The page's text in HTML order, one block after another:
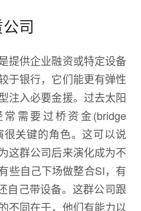
司
供企业融资或特定设备
于银行，它们能更有弹性
注入必要金援。过去太阳
需要过桥资金(bridge
关键的角色。这可以说
这群公司后来演化成为不
些自己下场做整合SI，有
自己带设备。这群公司跟
不同在于，他们有能力以